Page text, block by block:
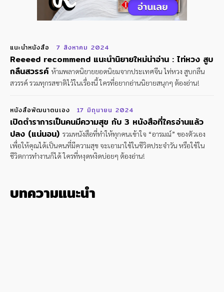
แนะนำหนังสือ 7 สิงหาคม 2024
Reeeed recommend แนะนำนิยายใหม่น่าอ่าน : ไท่หวง สูบ
กลืนสวรรค์ ห้ามพลาดนิยายยอดนิยมจากประเทศจีน ไท่หวง สูบกลืน
สวรรค์ รวมทุกรสชาติไว้ในเรื่องนี้ ใครที่อยากอ่านนิยายสนุกๆ ต้องอ่าน!
หนังสือพัฒนาตนเอง 17 มิถุนายน 2024
เปิดตำราการเป็นคนมีความสุข กับ 3 หนังสือที่ใครอ่านแล้ว
ปลง (แน่นอน) รวมหนังสือที่ทำให้ทุกคนเข้าใจ “อารมณ์” ของตัวเอง
เพื่อให้คุณได้เป็นคนที่มีความสุข จะเอามาใช้ในชีวิตประจำวัน หรือใช้ใน
ชีวิตการทำงานก็ได้ ใครที่หงุดหงิดบ่อยๆ ต้องอ่าน!
บทความแนะนำ